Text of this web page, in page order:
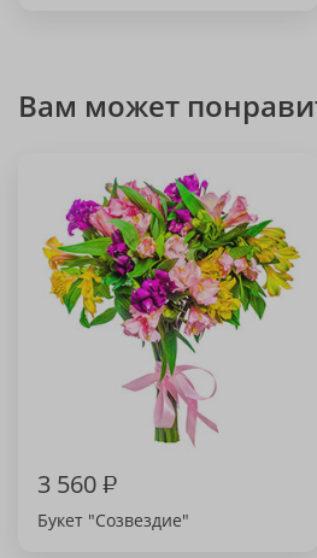
Вам может
3 560₽
Букет "Созвездие"